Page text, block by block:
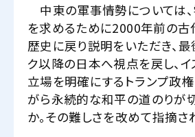
中東の軍事情勢については
を求めるために2000年前の古
歴史に戻り説明をいただき、最
ク以降の日本へ視点を戻し、イ
立場を明確にするトランプ政
がら永続的な和平の道のりが
か。その難しさを改めて指摘さ